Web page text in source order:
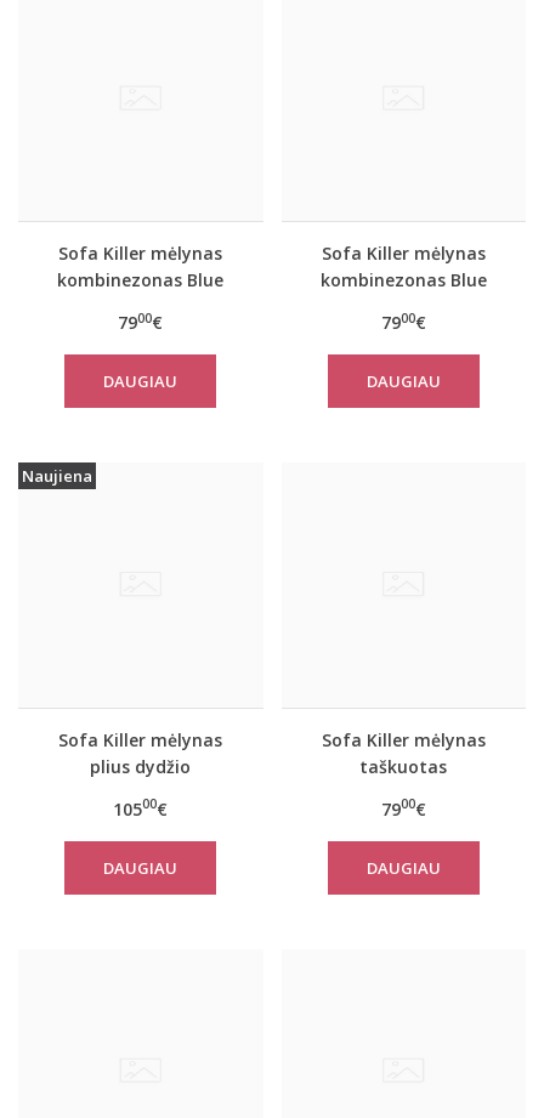
Sofa Killer mėlynas
kombinezonas Blue
7900€
DAUGIAU
Sofa Killer mėlynas
kombinezonas Blue
7900€
DAUGIAU
Naujiena
Sofa Killer mėlynas
plius dydžio
Stone
10500€
DAUGIAU
Sofa Killer mėlynas
taškuotas
trumpintom rankovėm
7900€
DAUGIAU